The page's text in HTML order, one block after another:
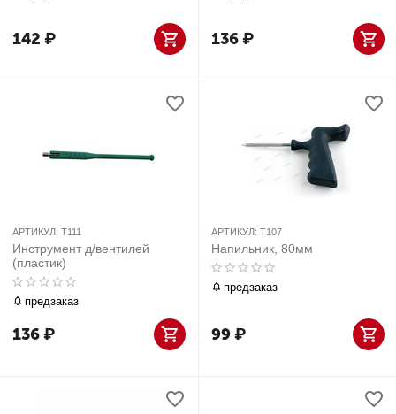
142 ₽ 136₽
АРТИКУЛ: T111
Инструмент д/вентилей
(пластик)
предзаказ
136₽
АРТИКУЛ: T107
Напильник, 80мм
предзаказ
99₽